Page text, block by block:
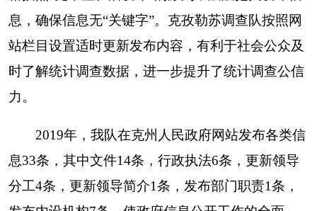
对外公开和对内公开的关系，依法公开与主动公开
的关系，全面公开与局部公开的关系，定期公开与
适时公开的关系；做到范围上内外有别、事项上轻
前后有别、对象上层级有别、载体上形式有别；达
到推进依法行政，提高服务效能，努力实现人民满
（五）丰富公开形式，推进服务型统计建设